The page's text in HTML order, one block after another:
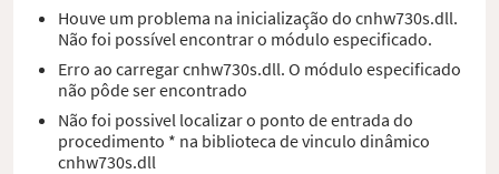
Houve um problema na inicialização do cnhw730s.dll.
Não foi possível encontrar o módulo especificado.
Erro ao carregar cnhw730s.dll. O módulo especificado
não pôde ser encontrado
Não foi possivel localizar o ponto de entrada do
procedimento * na biblioteca de vinculo dinâmico
cnhw730s.dll